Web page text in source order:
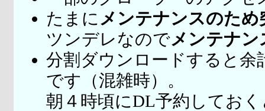
たまに メンテナンスのため
ツンデレなのでメンテナ
分割ダウンロードすると余
です（混雑時）。
朝４時頃にDL予約してお